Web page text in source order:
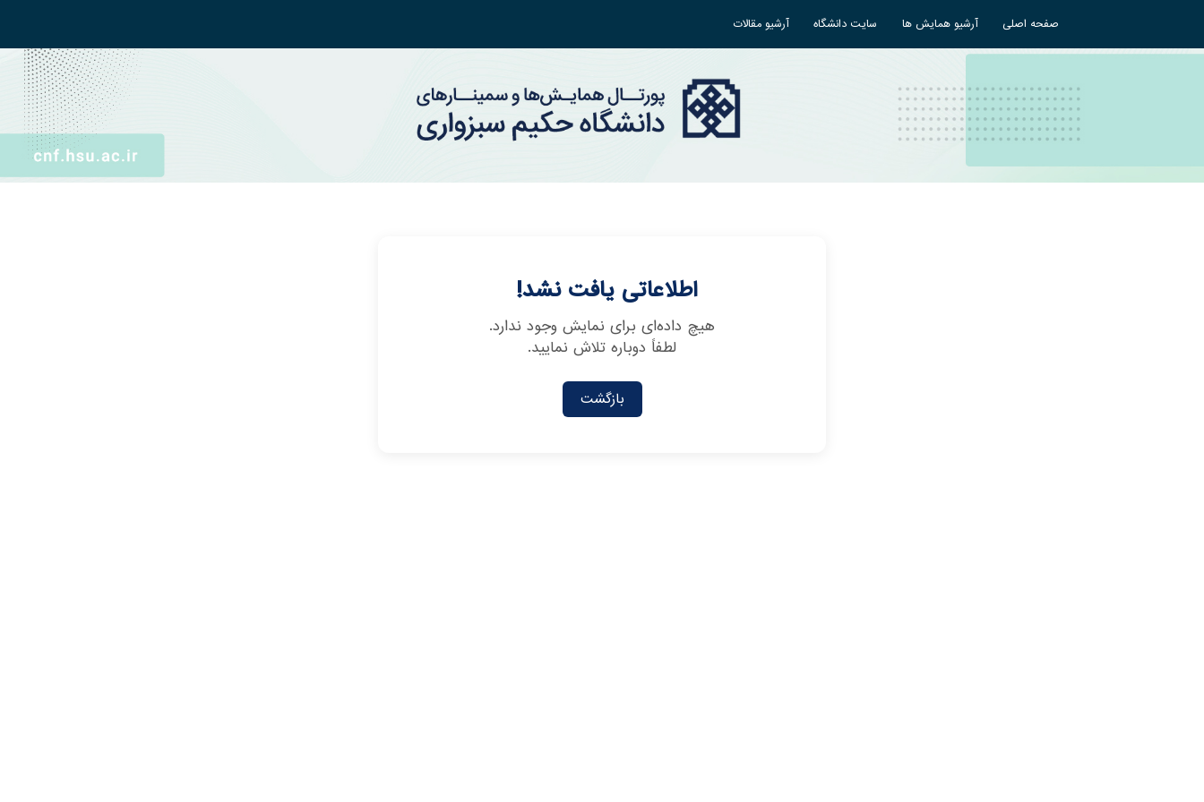
صفحه اصلی آرشیو همایش ها سایت دانشگاه آرشیو مقالات
اطلاعاتی یافت نشد!
هیچ داده‌ای برای نمایش وجود ندارد.
لطفاً دوباره تلاش نمایید.
بازگشت